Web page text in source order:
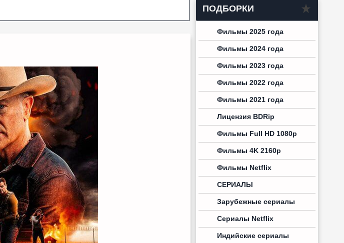
ПОДБОРКИ
Фильмы 2025 года
Фильмы 2024 года
Фильмы 2023 года
Фильмы 2022 года
Фильмы 2021 года
Лицензия BDRip
Фильмы Full HD 1080p
Фильмы 4K 2160p
Фильмы Netflix
СЕРИАЛЫ
Зарубежные сериалы
Сериалы Netflix
Индийские сериалы